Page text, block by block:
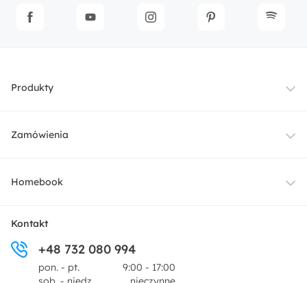
Produkty
Meble
Dekoracje i akcesoria
Zamówienia
Dostawa
Zwroty
Homebook
O nas
Centrum prasowe
Kontakt
+48 732 080 994
pon. - pt.
9:00 - 17:00